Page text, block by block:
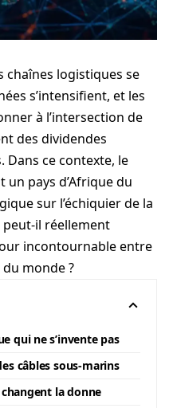
chaînes logistiques se
s’intensifient, et les
à l’intersection de
des dividendes
Dans ce contexte, le
un pays d’Afrique du
sur l’échiquier de la
il réellement
incontournable entre
du monde ?
qui ne s’invente pas
câbles sous-marins
la donne